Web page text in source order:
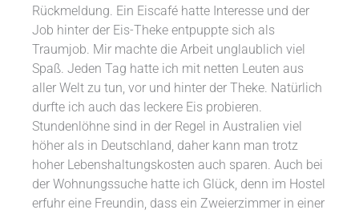
Rückmeldung. Ein Eiscafé hatte Interesse und der
Job hinter der Eis-Theke entpuppte sich als
Traumjob. Mir machte die Arbeit unglaublich viel
Spaß. Jeden Tag hatte ich mit netten Leuten aus
aller Welt zu tun, vor und hinter der Theke. Natürlich
durfte ich auch das leckere Eis probieren.
Stundenlöhne sind in der Regel in Australien viel
höher als in Deutschland, daher kann man trotz
hoher Lebenshaltungskosten auch sparen. Auch bei
der Wohnungssuche hatte ich Glück, denn im Hostel
erfuhr eine Freundin, dass ein Zweierzimmer in einer